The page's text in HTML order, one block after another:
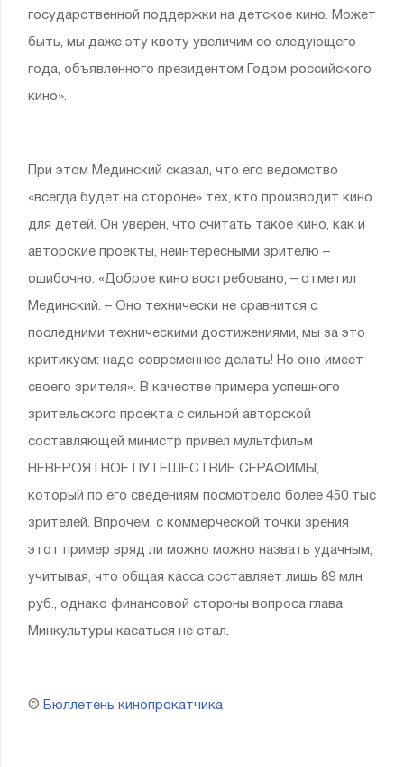
государственной поддержки на детское кино. Может
быть, мы даже эту квоту увеличим со следующего
года, объявленного президентом Годом российского
кино».
При этом Мединский сказал, что его ведомство
«всегда будет на стороне» тех, кто производит кино
для детей. Он уверен, что считать такое кино, как и
авторские проекты, неинтересными зрителю –
ошибочно. «Доброе кино востребовано, – отметил
Мединский. – Оно технически не сравнится с
последними техническими достижениями, мы за это
критикуем: надо современнее делать! Но оно имеет
своего зрителя». В качестве примера успешного
зрительского проекта с сильной авторской
составляющей министр привел мультфильм
НЕВЕРОЯТНОЕ ПУТЕШЕСТВИЕ СЕРАФИМЫ,
который по его сведениям посмотрело более 450 тыс
зрителей. Впрочем, с коммерческой точки зрения
этот пример вряд ли можно можно назвать удачным,
учитывая, что общая касса составляет лишь 89 млн
руб., однако финансовой стороны вопроса глава
Минкультуры касаться не стал.
© Бюллетень кинопрокатчика